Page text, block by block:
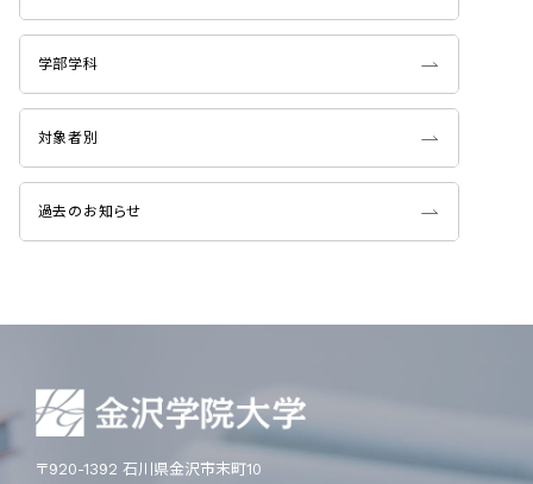
学部学科
対象者別
過去のお知らせ
〒920-1392 石川県金沢市末町10